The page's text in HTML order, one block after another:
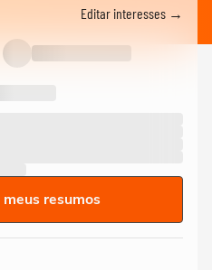
Editar interesses →
resumos